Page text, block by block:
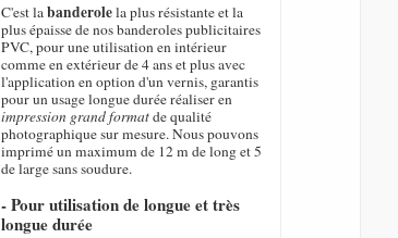
C'est labanderolela plus résistante et la
plus épaisse de nos banderoles publicitaires
PVC, pour une utilisation en intérieur
comme en extérieur de 4 ans et plus avec
l'application en option d'un vernis, garantis
pour un usage longue durée réaliser en
impression grand formatde qualité
photographique sur mesure. Nous pouvons
imprimé un maximum de 12 m de long et 5
de large sans soudure.
- Pour utilisation de longue et très
longue durée